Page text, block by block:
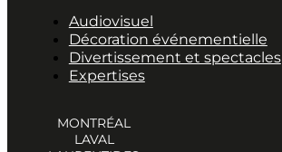
Audiovisuel
Décoration événementielle
Divertissement et spectacles
Expertises
MONTRÉAL
LAVAL